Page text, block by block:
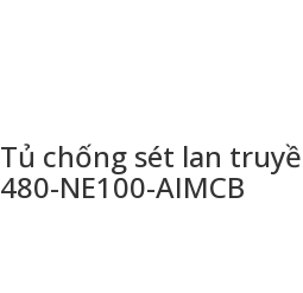
Tủ chống sét lan
480-NE100-AIMCB